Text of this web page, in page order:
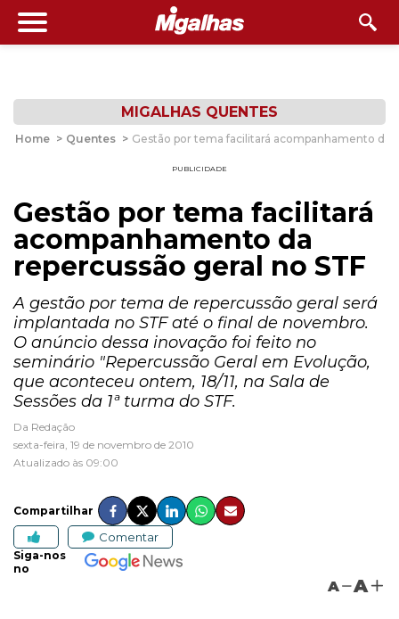
MIGALHAS QUENTES
Home > Quentes > Gestão por tema facilitará acompanhamento da
PUBLICIDADE
Gestão por tema facilitará
acompanhamento da
repercussão geral no STF
A gestão por tema de repercussão geral será
implantada no STF até o final de novembro.
O anúncio dessa inovação foi feito no
seminário "Repercussão Geral em Evolução,
que aconteceu ontem, 18/11, na Sala de
Sessões da 1ª turma do STF.
Da Redação
sexta-feira, 19 de novembro de 2010
Atualizado às 09:00
Compartilhar
Comentar
Siga-nos
no
A A